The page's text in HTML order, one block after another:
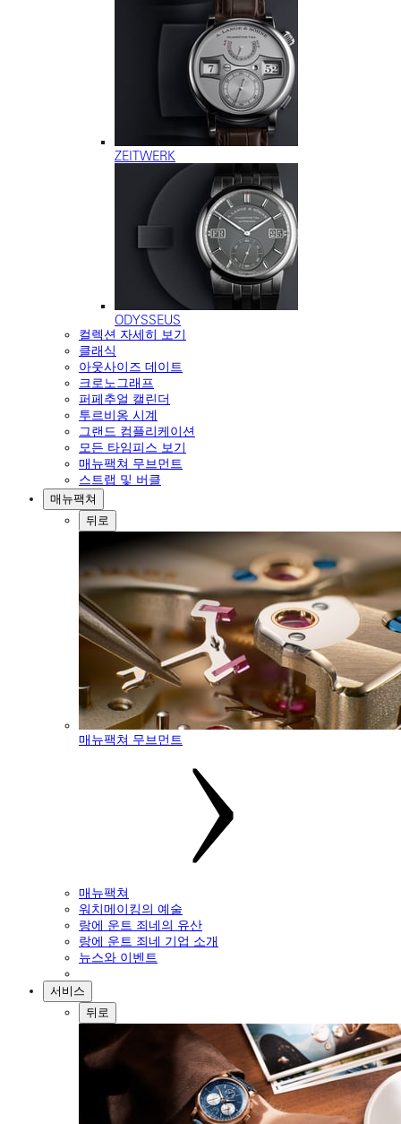
ZEITWERK
ODYSSEUS
컬렉션 자세히 보기
클래식
아웃사이즈 데이트
크로노그래프
퍼페추얼 캘린더
투르비옹 시계
그랜드 컴플리케이션
모든 타임피스 보기
매뉴팩쳐 무브먼트
스트랩 및 버클
매뉴팩쳐
뒤로
매뉴팩쳐 무브먼트
매뉴팩쳐
워치메이킹의 예술
랑에 운트 죄네의 유산
랑에 운트 죄네 기업 소개
뉴스와 이벤트
서비스
뒤로